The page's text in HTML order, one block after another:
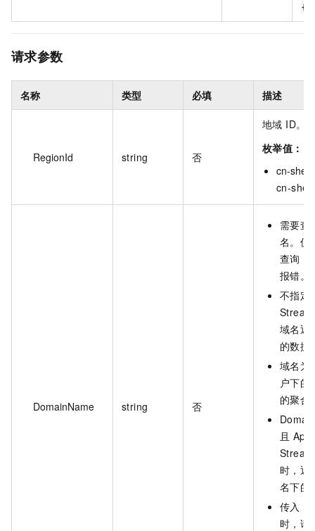
请求参数
名称 类型 必填 描述
RegionId string 否
地域 ID。
枚举值：
cn-
cn-
DomainName string 否
需要查
名。仅
查询，
报错。
不指定
域名返
的数据
域名为
户下的
的聚合
且
时，返
名下的
传入
时，请